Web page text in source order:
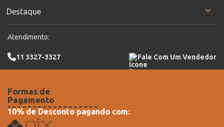
Destaque
Atendimento:
11 3327-3327 Fale Com Um Vendedor
Formas de
Pagamento
10% de Desconto pagando com: